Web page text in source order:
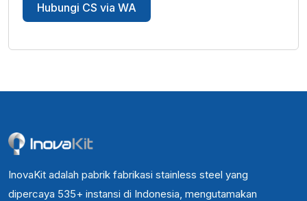
Hubungi CS via WA
InovaKit adalah pabrik fabrikasi stainless steel yang
dipercaya 535+ instansi di Indonesia, mengutamakan